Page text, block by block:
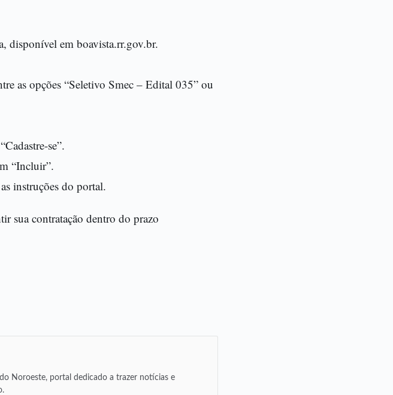
disponível em boavista.rr.gov.br.
as opções “Seletivo Smec – Edital 035” ou
se”.
“Incluir”.
instruções do portal.
sua contratação dentro do prazo
Noroeste, portal dedicado a trazer notícias e